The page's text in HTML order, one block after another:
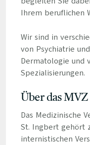
Ihrem beruflichen
Wir sind in
von Psychiatrie
Dermatologie und
Spezialisierungen.
Über das MVZ
Das Medizinische
St. Ingbert gehört
internistischen